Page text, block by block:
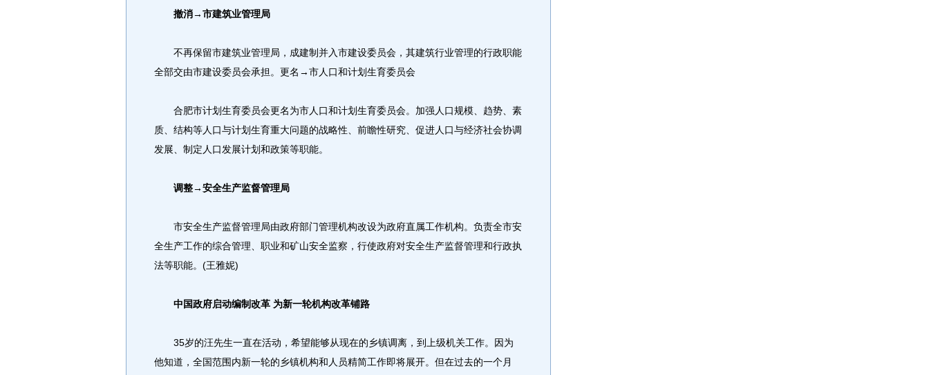
撤消→市建筑业管理局
不再保留市建筑业管理局，成建制并入市建设委员会，其建筑行业管理的行政职能
全部交由市建设委员会承担。更名→市人口和计划生育委员会
合肥市计划生育委员会更名为市人口和计划生育委员会。加强人口规模、趋势、素
质、结构等人口与计划生育重大问题的战略性、前瞻性研究、促进人口与经济社会协调
发展、制定人口发展计划和政策等职能。
调整→安全生产监督管理局
市安全生产监督管理局由政府部门管理机构改设为政府直属工作机构。负责全市安
全生产工作的综合管理、职业和矿山安全监察，行使政府对安全生产监督管理和行政执
法等职能。(王雅妮)
中国政府启动编制改革 为新一轮机构改革铺路
35岁的汪先生一直在活动，希望能够从现在的乡镇调离，到上级机关工作。因为
他知道，全国范围内新一轮的乡镇机构和人员精简工作即将展开。但在过去的一个月